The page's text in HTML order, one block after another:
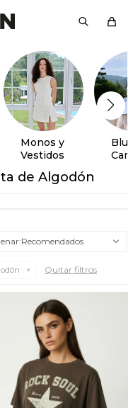
Monos y
Vestidos
de Algodón
Recomendados
Quitar filtros